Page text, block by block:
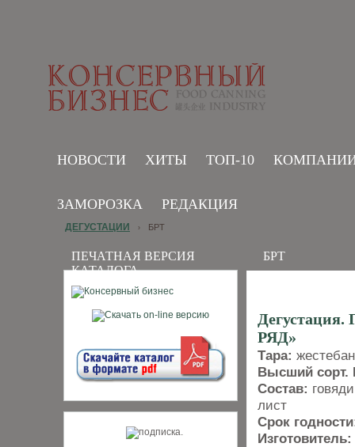
НОВОСТИ ХИТЫ ТОП-10
ЗАМОРОЗКА РЕДАКЦИЯ
ПЕЧАТНАЯ ВЕРСИЯ
КАТАЛОГА
ДЕГУСТАЦИИ › БРТ
БРТ
РЯД»
Тара:
Высший сорт.
Состав:
лист
Срок
Изготовитель: